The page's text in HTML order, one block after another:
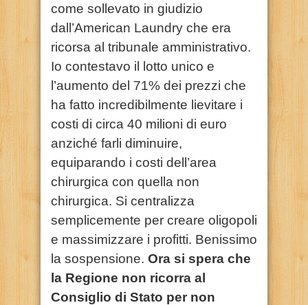
come sollevato in giudizio
dall’American Laundry che era
ricorsa al tribunale amministrativo.
Io contestavo il lotto unico e
l’aumento del 71% dei prezzi che
ha fatto incredibilmente lievitare i
costi di circa 40 milioni di euro
anziché farli diminuire,
equiparando i costi dell’area
chirurgica con quella non
chirurgica. Si centralizza
semplicemente per creare oligopoli
e massimizzare i profitti. Benissimo
la sospensione. Ora si spera che
la Regione non ricorra al
Consiglio di Stato per non